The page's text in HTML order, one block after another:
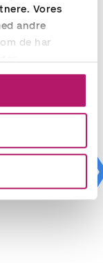
Vores
andre
de har